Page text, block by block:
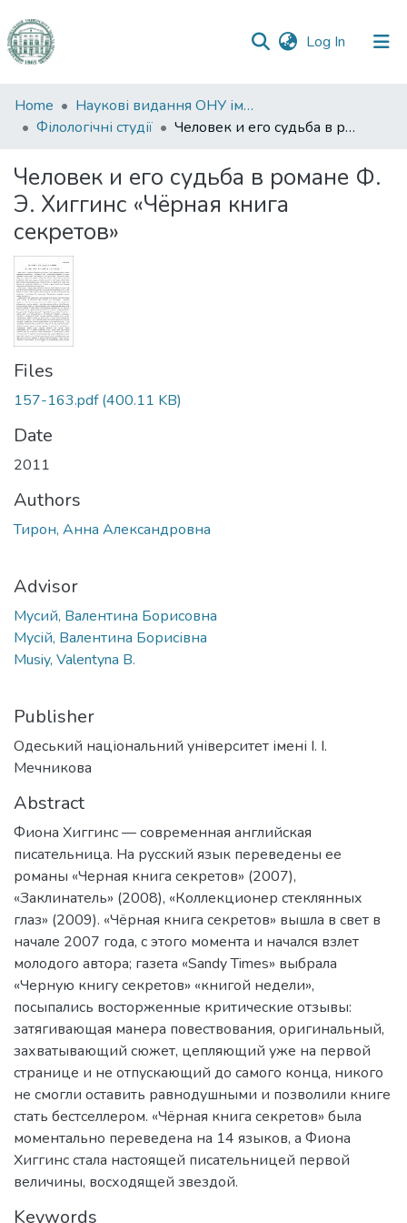
Log In (current)
Communities
&
All of DSpace
Statistics
Home
Наукові видання ОНУ імені І. І. Мечникова
Філологічні студії
Человек и его судьба в романе Ф. Э. Хиггинс «Чёрная книга секретов»
Человек и его судьба в романе Ф.
Э. Хиггинс «Чёрная книга
секретов»
Files
157-163.pdf(400.11 KB)
Date
2011
Authors
Тирон, Анна Александровна
Advisor
Мусий, Валентина Борисовна
Мусій, Валентина Борисівна
Musiy, Valentyna B.
Publisher
Одеський національний університет імені І. І.
Мечникова
Abstract
Фиона Хиггинс — современная английская
писательница. На русский язык переведены ее
романы «Черная книга секретов» (2007),
«Заклинатель» (2008), «Коллекционер стеклянных
глаз» (2009). «Чёрная книга секретов» вышла в свет в
начале 2007 года, с этого момента и начался взлет
молодого автора; газета «Sandy Times» выбрала
«Черную книгу секретов» «книгой недели»,
посыпались восторженные критические отзывы:
затягивающая манера повествования, оригинальный,
захватывающий сюжет, цепляющий уже на первой
странице и не отпускающий до самого конца, никого
не смогли оставить равнодушными и позволили книге
стать бестселлером. «Чёрная книга секретов» была
моментально переведена на 14 языков, а Фиона
Хиггинс стала настоящей писательницей первой
величины, восходящей звездой.
Keywords